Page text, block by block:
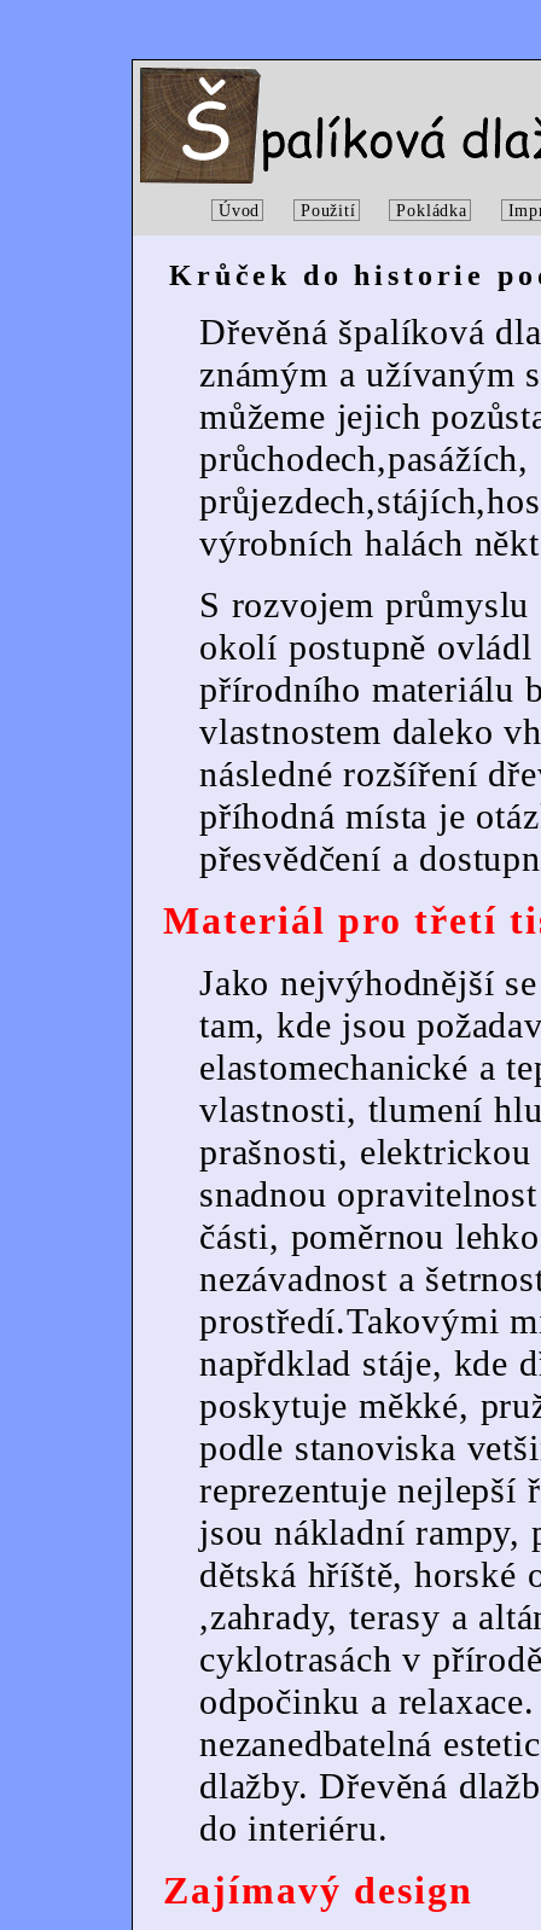
Úvod Použití Pokládka
Krůček do historie
Dřevěná špalíková
známým a užívaným
můžeme jejich
průchodech,pasážích,
výrobních halách
S rozvojem
okolí postupně
přírodního materiálu
vlastnostem daleko
následné rozšíření
příhodná místa je
přesvědčení a
Materiál pro třetí
Jako nejvýhodnější
tam, kde jsou
elastomechanické a
vlastnosti, tlumení
prašnosti,
snadnou
části, poměrnou
nezávadnost a
prostředí.Takovými
napřdklad stáje, kde
poskytuje měkké,
podle stanoviska
reprezentuje nejlepší
jsou nákladní rampy,
dětská hříště, horské
,zahrady, terasy a
cyklotrasách v
odpočinku a
nezanedbatelná
dlažby. Dřevěná
do interiéru.
Zajímavý design